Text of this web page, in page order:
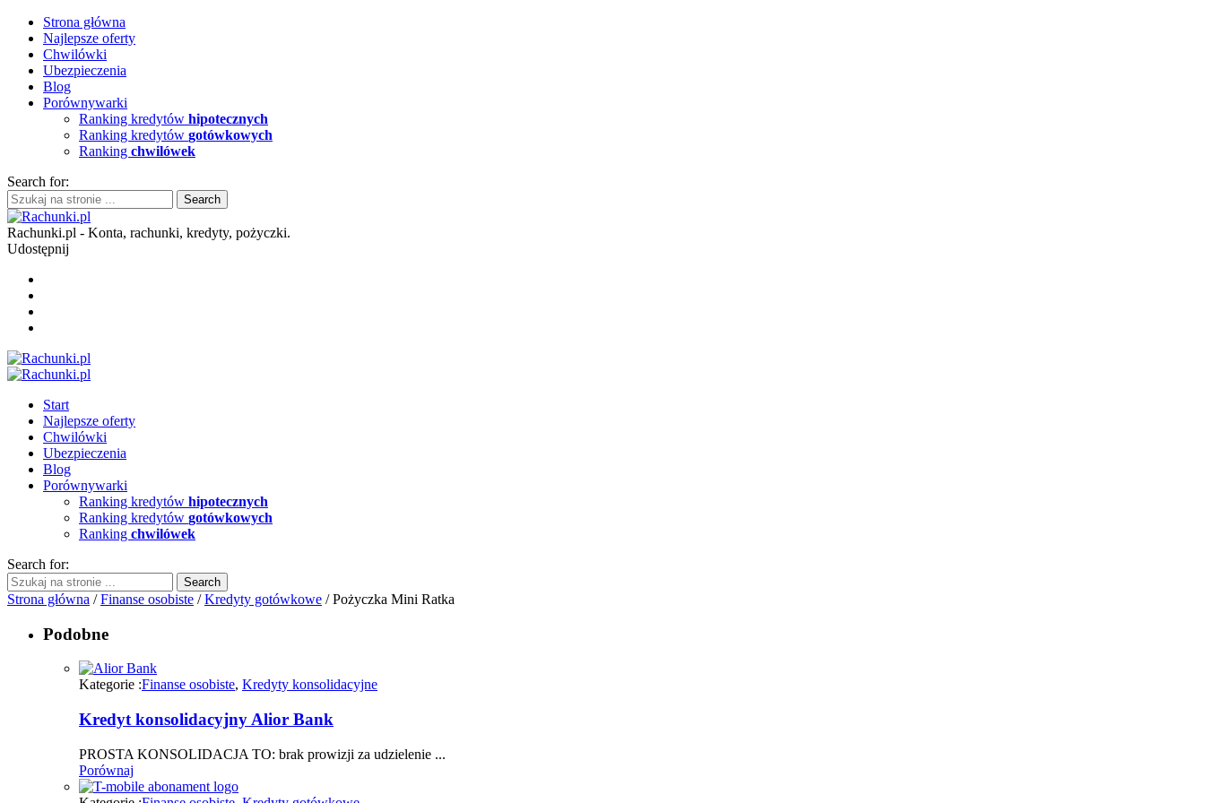
Strona główna
Najlepsze oferty
Chwilówki
Ubezpieczenia
Blog
Porównywarki
Ranking kredytów hipotecznych
Ranking kredytów gotówkowych
Ranking chwilówek
Search for:
Rachunki.pl - Konta, rachunki, kredyty, pożyczki.
Udostępnij
Start
Najlepsze oferty
Chwilówki
Ubezpieczenia
Blog
Porównywarki
Ranking kredytów hipotecznych
Ranking kredytów gotówkowych
Ranking chwilówek
Search for:
Strona główna /Finanse osobiste /Kredyty gotówkowe / Pożyczka Mini Ratka
Podobne
Kategorie :Finanse osobiste, Kredyty konsolidacyjne
Kredyt konsolidacyjny Alior Bank
PROSTA KONSOLIDACJA TO: brak prowizji za udzielenie ...
Porównaj